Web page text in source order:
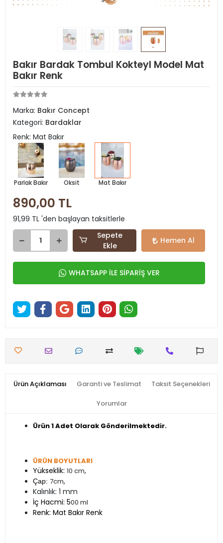
Bakır Bardak Tombul Kokteyl Model Mat
Bakır Renk
Marka: Bakır Concept
Kategori: Bardaklar
Renk: Mat Bakır
Parlak Bakır Oksit Mat Bakır
890,00 TL
91,99 TL 'den başlayan taksitlerle
Sepete
Ekle
Hemen Al
WHATSAPP İLE SİPARİŞ VER
Ürün Açıklaması Garanti ve Teslimat Taksit Seçenekleri
Yorumlar
Ürün 1 Adet Olarak Gönderilmektedir.
ÜRÜN BOYUTLARI
Yükseklik: 10 cm,
Çap: 7cm,
Kalınlık: 1 mm
İç Hacmi: 500 ml
Renk: Mat Bakır Renk